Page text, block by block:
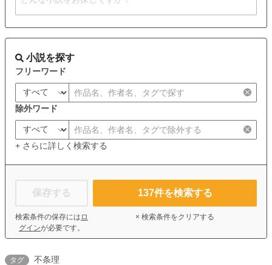
小説を探す
フリーワード
除外ワード
+ さらに詳しく検索する
保存する
検索条件の保存には ロ
グインが必要です。
137件を検索する
× 検索条件をクリアする
タグ 不条理